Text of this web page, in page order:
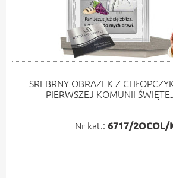
SREBRNY OBRAZEK Z
PIERWSZEJ KOMUNII
Nr kat.: 6717/2OCOL/